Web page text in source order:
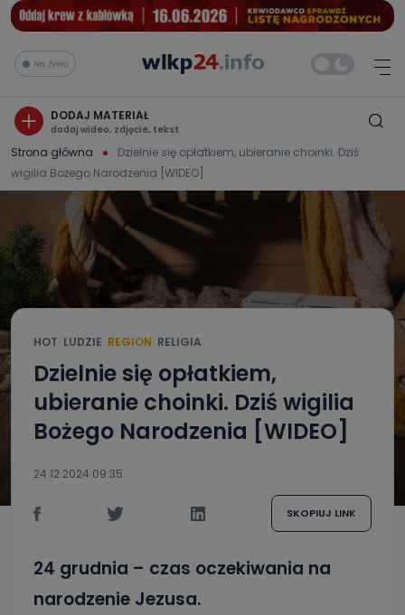
Na żywo
DODAJ MATERIAŁ
dodaj wideo, zdjęcie, tekst
Strona główna
Dzielnie się opłatkiem, ubieranie choinki. Dziś
wigilia Bożego Narodzenia [WIDEO]
HOT LUDZIE REGION RELIGIA
Dzielnie się opłatkiem,
ubieranie choinki. Dziś wigilia
Bożego Narodzenia [WIDEO]
24.12.2024 09:35
SKOPIUJ LINK
24 grudnia – czas oczekiwania na
narodzenie Jezusa.